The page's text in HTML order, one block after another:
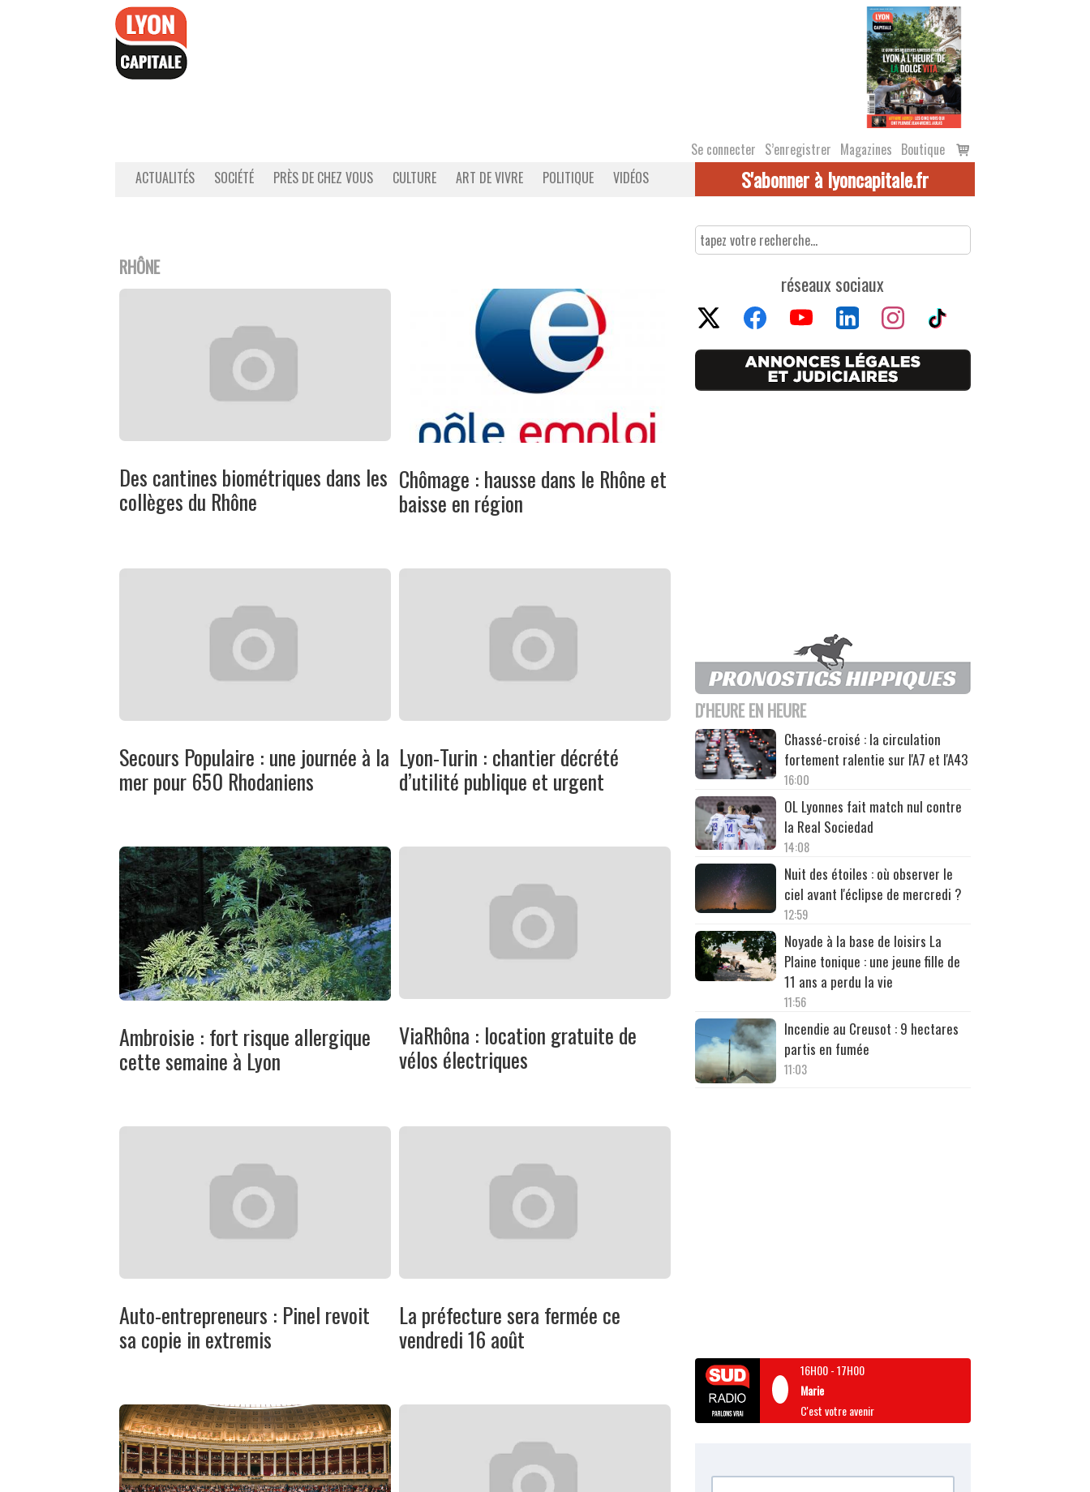
Se connecter S’enregistrer Magazines Boutique
Voir
le
ACTUALITÉS SOCIÉTÉ PRÈS DE CHEZ VOUS CULTURE ART DE VIVRE POLITIQUE VIDÉOS S'abonner à lyoncapitale.fr
RHÔNE
Des cantines biométriques dans les
collèges du Rhône
Chômage : hausse dans le Rhône et
baisse en région
Secours Populaire : une journée à la
mer pour 650 Rhodaniens
Lyon-Turin : chantier décrété
d’utilité publique et urgent
Ambroisie : fort risque allergique
cette semaine à Lyon
ViaRhôna : location gratuite de
vélos électriques
Auto-entrepreneurs : Pinel revoit
sa copie in extremis
La préfecture sera fermée ce
vendredi 16 août
réseaux sociaux
D'HEURE EN HEURE
Chassé-croisé : la circulation
fortement ralentie sur l'A7 et l'A43
16:00
OL Lyonnes fait match nul contre
la Real Sociedad
14:08
Nuit des étoiles : où observer le
ciel avant l'éclipse de mercredi ?
12:59
Noyade à la base de loisirs La
Plaine tonique : une jeune fille de
11 ans a perdu la vie
11:56
Incendie au Creusot : 9 hectares
partis en fumée
11:03
16H00-17H00
Marie
C'est votre avenir